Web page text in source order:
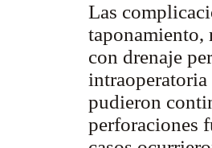
Las
con drenaje
intraoperatoria
pudieron
perforaciones